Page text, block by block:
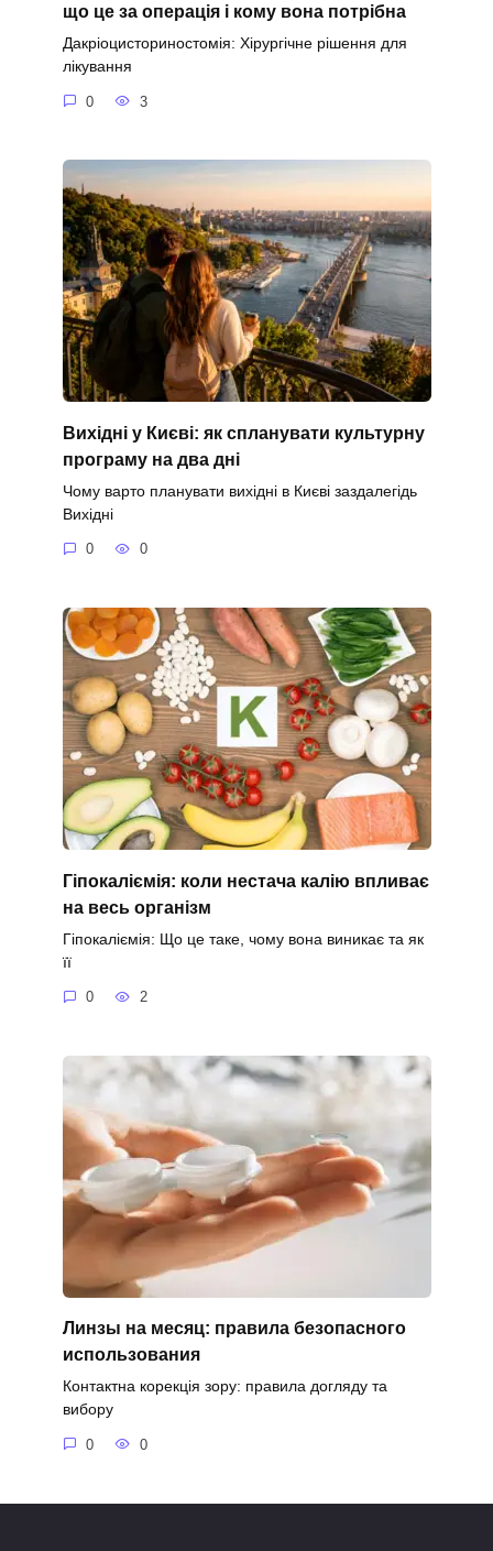
що це за операція і кому вона потрібна
Дакріоцисториностомія: Хірургічне рішення для
лікування
0 3
Вихідні у Києві: як спланувати культурну
програму на два дні
Чому варто планувати вихідні в Києві заздалегідь
Вихідні
0 0
Гіпокаліємія: коли нестача калію впливає
на весь організм
Гіпокаліємія: Що це таке, чому вона виникає та як
її
0 2
Линзы на месяц: правила безопасного
использования
Контактна корекція зору: правила догляду та
вибору
0 0